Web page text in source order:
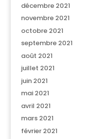
décembre 2021
novembre 2021
octobre 2021
septembre 2021
août 2021
juillet 2021
juin 2021
mai 2021
avril 2021
mars 2021
février 2021